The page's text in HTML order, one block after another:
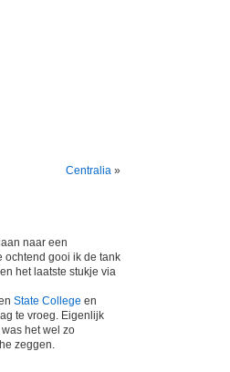
Centralia »
naar een
ochtend gooi ik de tank
het laatste stukje via
State College en
te vroeg. Eigenlijk
was het wel zo
zeggen.